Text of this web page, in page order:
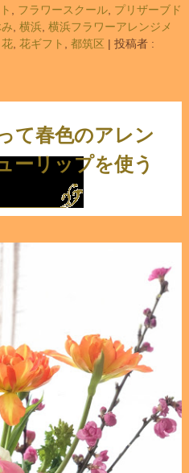
フラワースクール, プリザーブド
横浜, 横浜フラワーアレンジメ
花, 花ギフト 都筑区 | 投稿者 :
て春色のアレン
ーリップを使う